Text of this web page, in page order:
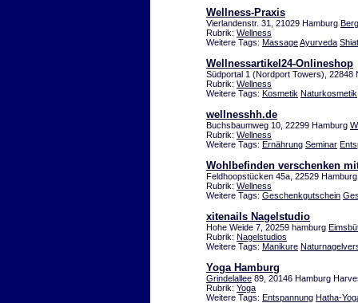
Wellness-Praxis
Vierlandenstr. 31, 21029 Hamburg
Rubrik: Wellness
Weitere Tags: MassageAyurveda
Wellnessartikel24-Onlineshop
Südportal 1 (Nordport Towers), 22848
Rubrik: Wellness
Weitere Tags: Kosmetik Naturkosmetik
wellnesshh.de
Buchsbaumweg 10, 22299 Hamburg
Rubrik: Wellness
Weitere Tags: Ernährung Seminar
Wohlbefinden verschenken
Feldhoopstücken 45a, 22529
Rubrik: Wellness
Weitere Tags: Geschenkgutschein
xitenails Nagelstudio
Hohe Weide 7, 20259 hamburg
Rubrik: Nagelstudios
Weitere Tags: Manikure
Yoga Hamburg
Grindelallee 89, 20146 Hamburg
Rubrik: Yoga
Weitere Tags: Entspannung Hatha-